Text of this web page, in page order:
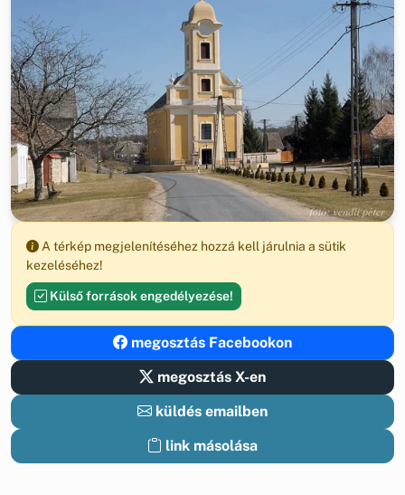
A térkép megjelenítéséhez hozzá kell járulnia a sütik
kezeléséhez!
Külső források engedélyezése!
megosztás Facebookon
megosztás X-en
küldés emailben
link másolása